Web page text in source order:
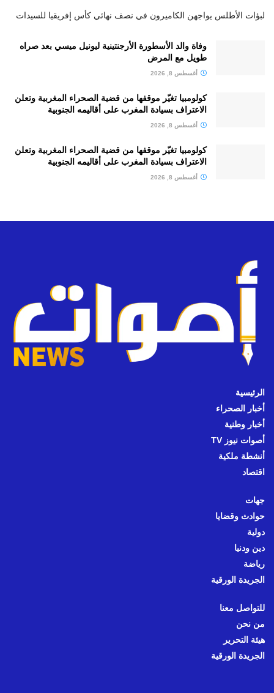
لبؤات الأطلس يواجهن الكاميرون في نصف نهائي كأس إفريقيا للسيدات
وفاة والد الأسطورة الأرجنتينية ليونيل ميسي بعد صراه
طويل مع المرض
أغسطس 8, 2026
كولومبيا تغيّر موقفها من قضية الصحراء المغربية وتعلن
الاعتراف بسيادة المغرب على أقاليمه الجنوبية
أغسطس 8, 2026
كولومبيا تغيّر موقفها من قضية الصحراء المغربية وتعلن
الاعتراف بسيادة المغرب على أقاليمه الجنوبية
أغسطس 8, 2026
الرئيسية
أخبار الصحراء
أخبار وطنية
أصوات نيوز TV
أنشطة ملكية
اقتصاد
جهات
حوادث وقضايا
دولية
دين ودنيا
رياضة
الجريدة الورقية
للتواصل معنا
من نحن
هيئة التحرير
الجريدة الورقية